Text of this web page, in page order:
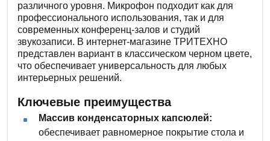
различного уровня. Микрофон подходит как для
профессионального использования, так и для
современных конференц-залов и студий
звукозаписи. В интернет-магазине ТРИТЕХНО
представлен вариант в классическом черном цвете,
что обеспечивает универсальность для любых
интерьерных решений.
Ключевые преимущества
Массив конденсаторных капсюлей:
обеспечивает равномерное покрытие стола и